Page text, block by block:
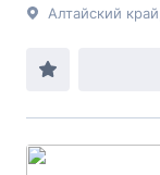
Алтайский